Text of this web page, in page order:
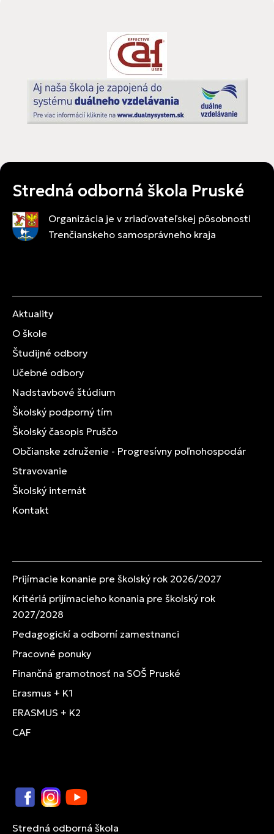
Stredná odborná škola Pruské
Organizácia je v zriaďovateľskej pôsobnosti
Trenčianskeho samosprávneho kraja
Aktuality
O škole
Študijné odbory
Učebné odbory
Nadstavbové štúdium
Školský podporný tím
Školský časopis Pruščo
Občianske združenie - Progresívny poľnohospodár
Stravovanie
Školský internát
Kontakt
Prijímacie konanie pre školský rok 2026/2027
Kritériá prijímacieho konania pre školský rok
2027/2028
Pedagogickí a odborní zamestnanci
Pracovné ponuky
Finančná gramotnosť na SOŠ Pruské
Erasmus + K1
ERASMUS + K2
CAF
FacebookInstagram
YouTube
Stredná odborná škola